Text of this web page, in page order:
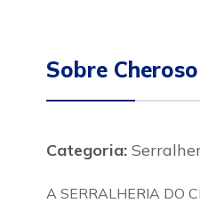
Sobre
Categoria:
A SERRALHERIA DO